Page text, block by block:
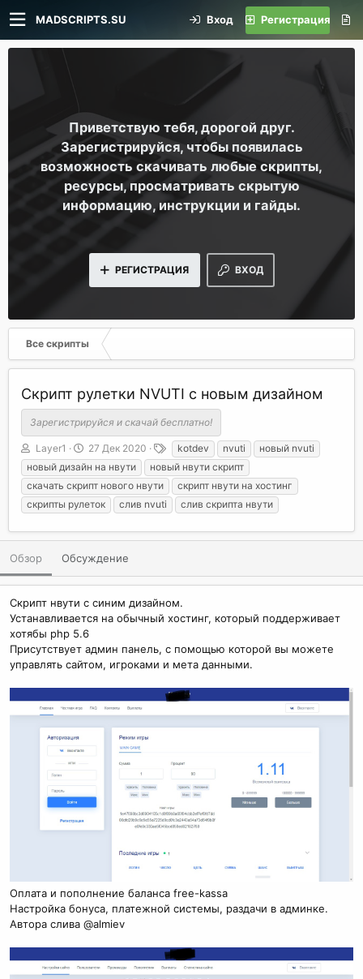
MADSCRIPTS.SU Вход Регистрация
Приветствую тебя, дорогой друг.
Зарегистрируйся, чтобы появилась
возможность скачивать любые скрипты,
ресурсы, просматривать скрытую
информацию, инструкции и гайды.
ВХОД
РЕГИСТРАЦИЯ
Все скрипты
Скрипт рулетки NVUTI с новым дизайном
Зарегистрируйся и скачай бесплатно!
А
в
т
о
р
Layer1
Д
а
т
а
с
з
а
н
я
27 Дек 2020
е
г
и
kotdev nvuti
новый nvuti
новый дизайн на нвути
новый нвути скрипт
скачать скрипт нового нвути
скрипт нвути на хостинг
скрипты рулеток
слив nvuti слив скрипта нвути
Обзор Обсуждение
Скрипт нвути с синим дизайном.
Устанавливается на обычный хостинг, который поддерживает
хотябы php 5.6
Присутствует админ панель, с помощью которой вы можете
управлять сайтом, игроками и мета данными.
Оплата и пополнение баланса free-kassa
Настройка бонуса, платежной системы, раздачи в админке.
Автора слива @almiev